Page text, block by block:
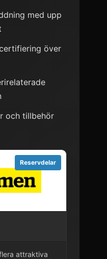
med upp
över
och tillbehör
Reservdelar
attraktiva